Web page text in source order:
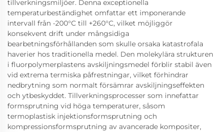
tillverkningsmiljöer. Denna exceptionella
temperaturbeständighet omfattar ett imponerande
intervall från -200°C till +260°C, vilket möjliggör
konsekvent drift under mångsidiga
bearbetningsförhållanden som skulle orsaka katastrofala
haverier hos traditionella medel. Den molekylära strukturen
i fluorpolymerplastens avskiljningsmedel förblir stabil även
vid extrema termiska påfrestningar, vilket förhindrar
nedbrytning som normalt försämrar avskiljningseffekten
och ytbeskyddet. Tillverkningsprocesser som innefattar
formsprutning vid höga temperaturer, såsom
termoplastisk injektionsformsprutning och
kompressionsformsprutning av avancerade kompositer,